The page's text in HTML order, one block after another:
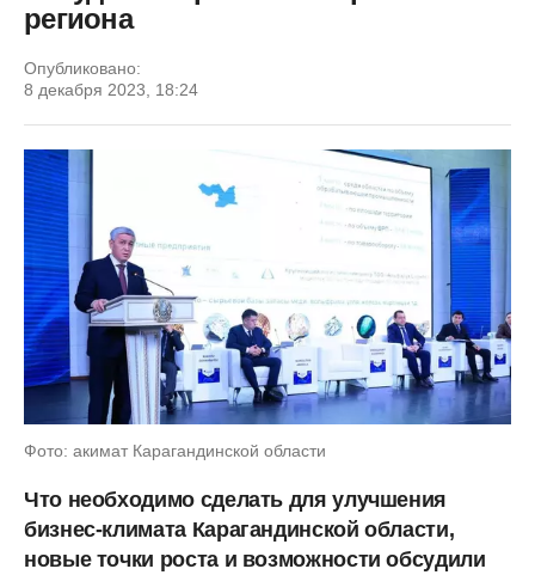
региона
Опубликовано:
8 декабря 2023, 18:24
Фото: акимат Карагандинской области
Что необходимо сделать для улучшения
бизнес-климата Карагандинской области,
новые точки роста и возможности обсудили